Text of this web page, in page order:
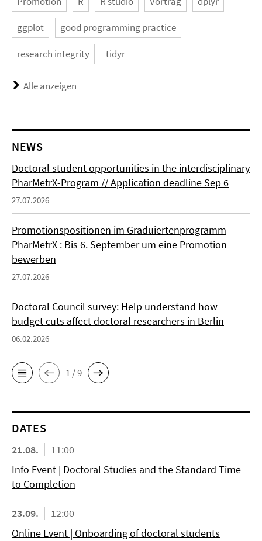
ggplot good programming practice
research integrity tidyr
Alle anzeigen
NEWS
Doctoral student opportunities in the interdisciplinary
PharMetrX-Program // Application deadline Sep 6
27.07.2026
Promotionspositionen im Graduiertenprogramm
PharMetrX : Bis 6. September um eine Promotion
bewerben
27.07.2026
Doctoral Council survey: Help understand how
budget cuts affect doctoral researchers in Berlin
06.02.2026
1 / 9
DATES
21.08.
11:00
Info Event | Doctoral Studies and the Standard Time
to Completion
23.09.
12:00
Online Event | Onboarding of doctoral students